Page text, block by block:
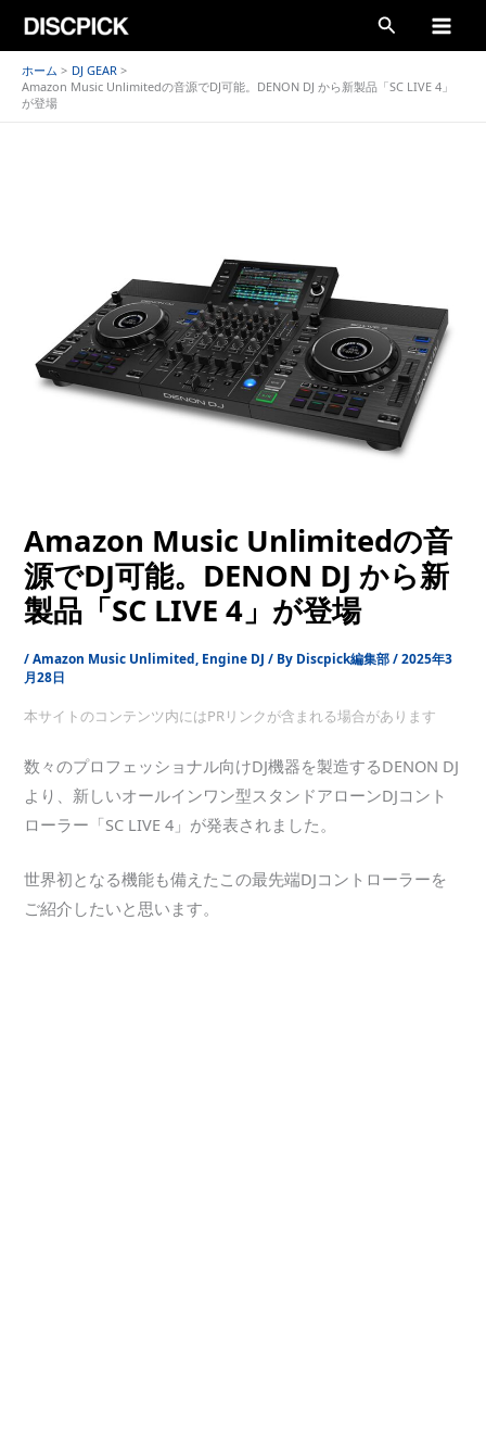
検
索
ホーム
DJ GEAR
Amazon Music Unlimitedの音源でDJ可能。DENON DJ から新製品「SC LIVE 4」
が登場
Amazon Music Unlimitedの音
源でDJ可能。DENON DJ から新
製品「SC LIVE 4」が登場
/Amazon Music Unlimited, Engine DJ / By Discpick編集部/2025年3
月28日
本サイトのコンテンツ内にはPRリンクが含まれる場合があります
数々のプロフェッショナル向けDJ機器を製造するDENON DJ
より、新しいオールインワン型スタンドアローンDJコント
ローラー「SC LIVE 4」が発表されました。
世界初となる機能も備えたこの最先端DJコントローラーを
ご紹介したいと思います。